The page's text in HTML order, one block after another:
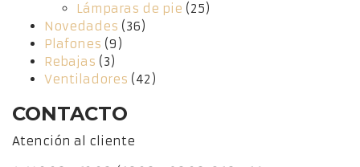
Lámparas de pie (25)
Novedades (36)
Plafones (9)
Rebajas (3)
Ventiladores (42)
CONTACTO
Atención al cliente